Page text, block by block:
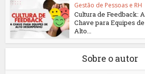
Gestão de Pessoas e RH
Cultura de Feedback: A
Chave para Equipes de
Alto...
Sobre o autor